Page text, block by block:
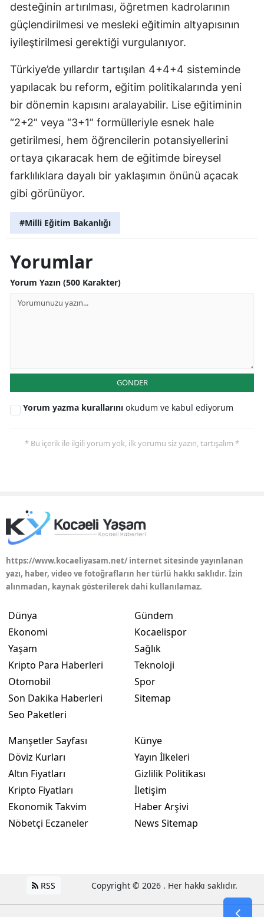
desteğinin artırılması, öğretmen kadrolarının
güçlendirilmesi ve mesleki eğitimin altyapısının
iyileştirilmesi gerektiği vurgulanıyor.
Türkiye’de yıllardır tartışılan 4+4+4 sisteminde
yapılacak bu reform, eğitim politikalarında yeni
bir dönemin kapısını aralayabilir. Lise eğitiminin
“2+2” veya “3+1” formülleriyle esnek hale
getirilmesi, hem öğrencilerin potansiyellerini
ortaya çıkaracak hem de eğitimde bireysel
farklılıklara dayalı bir yaklaşımın önünü açacak
gibi görünüyor.
#Milli Eğitim Bakanlığı
Yorumlar
Yorum Yazın (500 Karakter)
GÖNDER
Yorum yazma kurallarını okudum ve kabul ediyorum
* Bu içerik ile ilgili yorum yok, ilk yorumu siz yazın, tartışalım *
https://www.kocaeliyasam.net/ internet sitesinde yayınlanan
yazı, haber, video ve fotoğrafların her türlü hakkı saklıdır. İzin
alınmadan, kaynak gösterilerek dahi kullanılamaz.
Dünya
Ekonomi
Yaşam
Kripto Para Haberleri
Otomobil
Son Dakika Haberleri
Seo Paketleri
Gündem
Kocaelispor
Sağlık
Teknoloji
Spor
Sitemap
Manşetler Sayfası
Döviz Kurları
Altın Fiyatları
Kripto Fiyatları
Ekonomik Takvim
Nöbetçi Eczaneler
Künye
Yayın İlkeleri
Gizlilik Politikası
İletişim
Haber Arşivi
News Sitemap
RSS Copyright © 2026 . Her hakkı saklıdır.